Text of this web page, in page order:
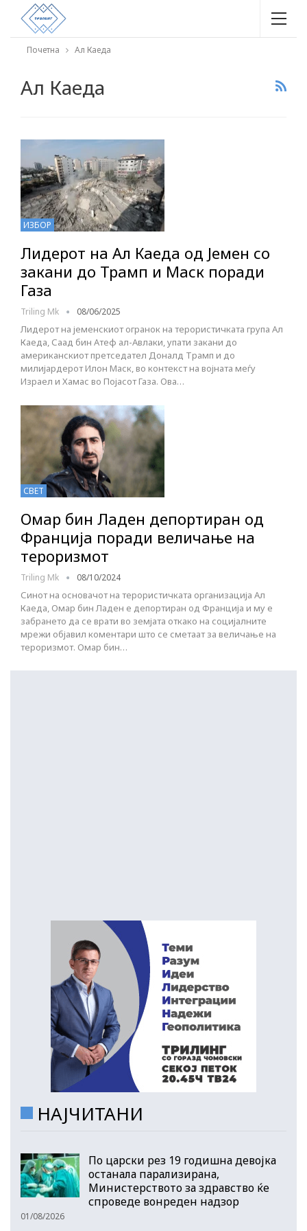
Почетна Ал Каеда
Ал Каеда
ИЗБОР
Лидерот на Ал Каеда од Јемен со
закани до Трамп и Маск поради
Газа
Triling Mk 08/06/2025
Лидерот на јеменскиот огранок на терористичката група Ал
Каеда, Саад бин Атеф ал-Авлаки, упати закани до
американскиот претседател Доналд Трамп и до
милијардерот Илон Маск, во контекст на војната меѓу
Израел и Хамас во Појасот Газа. Ова…
СВЕТ
Омар бин Ладен депортиран од
Франција поради величање на
тероризмот
Triling Mk 08/10/2024
Синот на основачот на терористичката организација Ал
Каеда, Омар бин Ладен е депортиран од Франција и му е
забрането да се врати во земјата откако на социјалните
мрежи објавил коментари што се сметаат за величање на
тероризмот. Омар бин…
НАЈЧИТАНИ
По царски рез 19 годишна девојка
останала парализирана,
Министерството за здравство ќе
спроведе вонреден надзор
01/08/2026